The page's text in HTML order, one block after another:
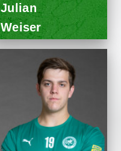
Julian
Weiser